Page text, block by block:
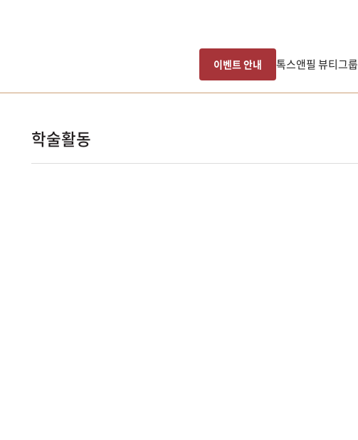
이벤트 안내 톡스앤필 뷰티그룹
학술활동